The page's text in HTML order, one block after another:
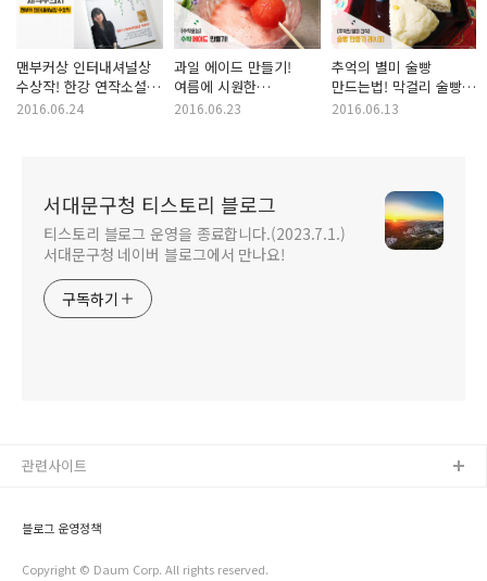
맨부커상 인터내셔널상
수상작! 한강 연작소설 <
채식주의자>를 읽고
2016.06.24
과일 에이드 만들기!
여름에 시원한
수박에이드, 수박주스
2016.06.23
추억의 별미 술빵
만드는법! 막걸리 술빵
만들기 어렵지 않아요!
2016.06.13
서대문구청 티스토리 블로그
티스토리 블로그 운영을 종료합니다.(2023.7.1.)
서대문구청 네이버 블로그에서 만나요!
구독하기
블로그 운영정책
Copyright © Daum Corp. All rights reserved.
관련사이트